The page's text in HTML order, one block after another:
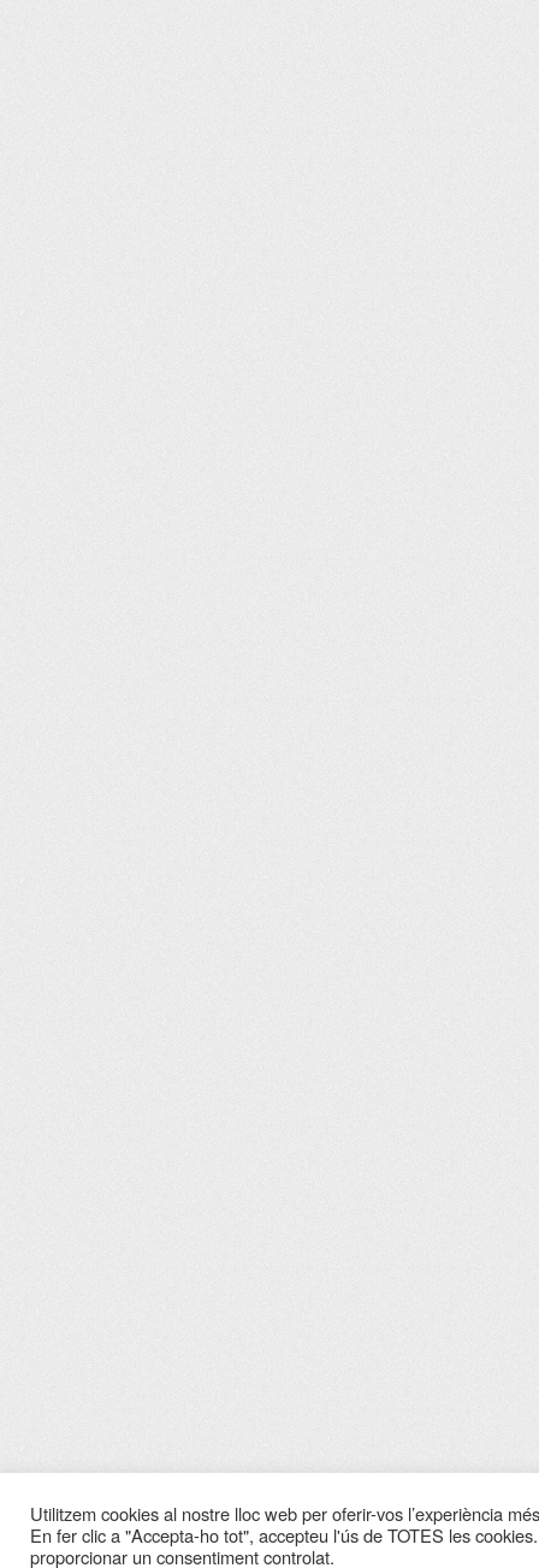
Utilitzem cookies al nostre lloc web per oferir-vos l’experiència
En fer clic a "Accepta-ho tot", accepteu l'ús de TOTES les
proporcionar un consentiment controlat.